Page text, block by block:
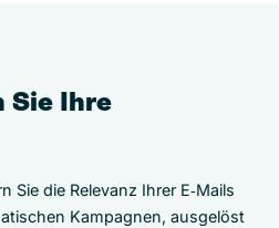
Sie Ihre
Sie die Relevanz Ihrer E‑Mails
Kampagnen, ausgelöst